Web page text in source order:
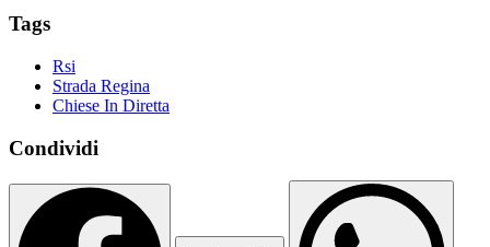
Tags
Rsi
Strada Regina
Chiese In Diretta
Condividi